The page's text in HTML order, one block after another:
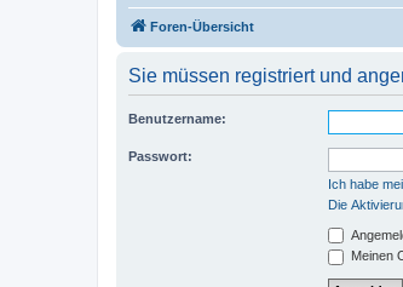
Foren-Übersicht
Sie müssen registriert und
Benutzername:
Passwort:
Ich habe
Die
Meinen